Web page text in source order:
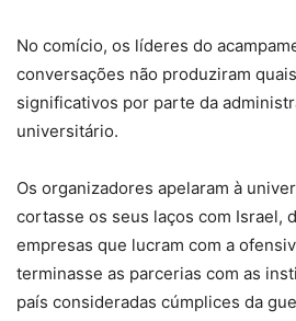
No comício, os líderes do
conversações não produziram
significativos por parte da
universitário.
Os organizadores apelaram à
cortasse os seus laços com Israel,
empresas que lucram com a
terminasse as parcerias com as
país consideradas cúmplices da